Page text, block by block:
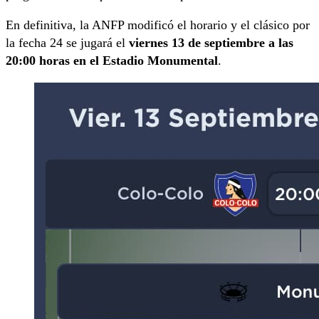
En definitiva, la ANFP modificó el horario y el clásico por
la fecha 24 se jugará el viernes 13 de septiembre a las
20:00 horas en el Estadio Monumental.